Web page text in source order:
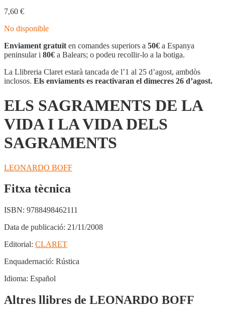
7,60 €
No disponible
Enviament gratuït en comandes superiors a 50€ a Espanya
peninsular i 80€ a Balears; o podeu recollir-lo a la botiga.
La Llibreria Claret estarà tancada de l’1 al 25 d’agost, ambdòs
inclosos. Els enviaments es reactivaran el dimecres 26 d’agost.
ELS SAGRAMENTS DE LA
VIDA I LA VIDA DELS
SAGRAMENTS
LEONARDO BOFF
Fitxa tècnica
ISBN: 9788498462111
Data de publicació: 21/11/2008
Editorial: CLARET
Enquadernació: Rústica
Idioma: Español
Altres llibres de LEONARDO BOFF